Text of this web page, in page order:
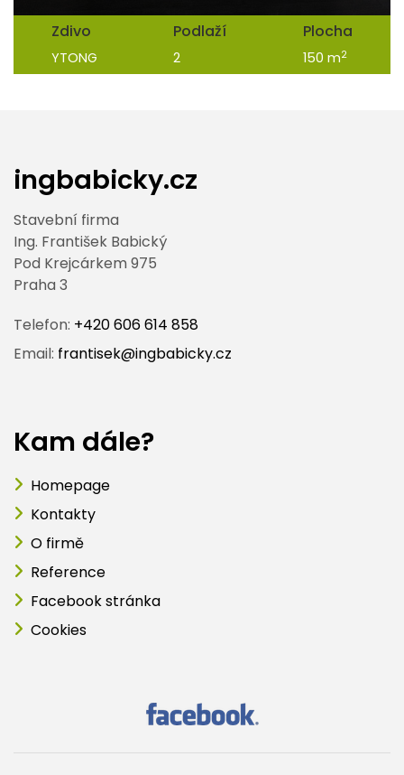
Zdivo
YTONG
Podlaží
2
Plocha
150 m2
ingbabicky.cz
Stavební firma
Ing. František Babický
Pod Krejcárkem 975
Praha 3
Telefon: +420 606 614 858
Email: frantisek@ingbabicky.cz
Kam dále?
Homepage
Kontakty
O firmě
Reference
Facebook stránka
Cookies